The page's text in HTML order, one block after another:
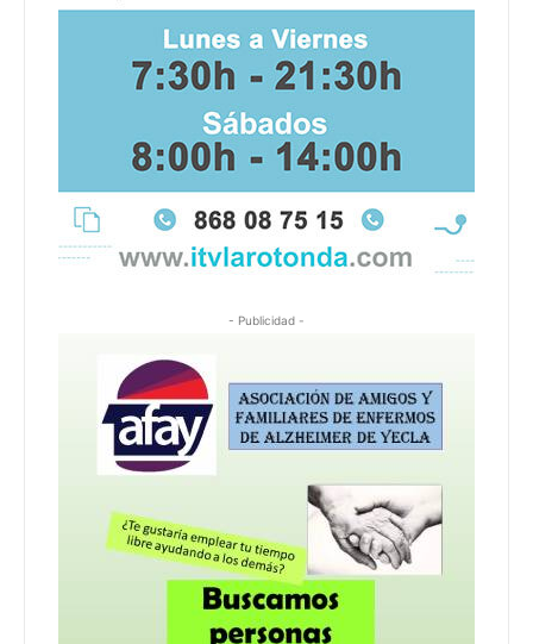
- Publicidad -